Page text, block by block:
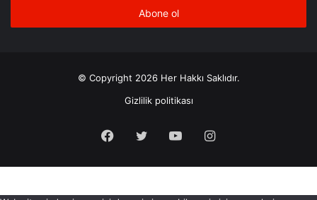
© Copyright 2026 Her Hakkı Saklıdır.
Gizlilik politikası
Facebook
X YouTubeInstagram